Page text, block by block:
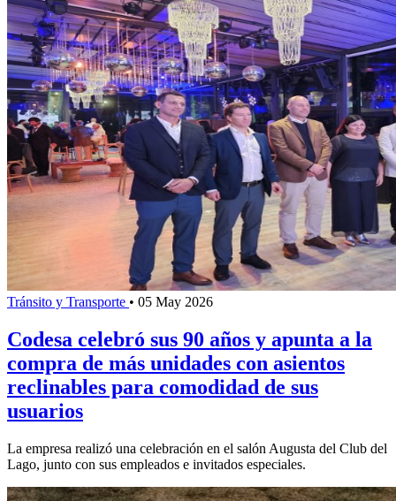
Tránsito y Transporte • 05 May 2026
Codesa celebró sus 90 años y apunta a la
compra de más unidades con asientos
reclinables para comodidad de sus
usuarios
La empresa realizó una celebración en el salón Augusta del Club del
Lago, junto con sus empleados e invitados especiales.